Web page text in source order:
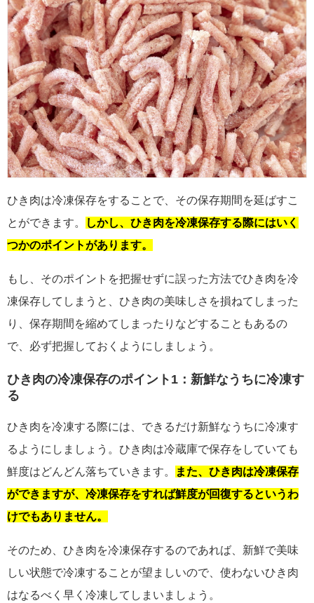
ひき肉は冷凍保存をすることで、その保存期間を延ばすこ
とができます。
しかし、ひき肉を冷凍保存する際にはいく
つかのポイントがあります。
もし、そのポイントを把握せずに誤った方法でひき肉を冷
凍保存してしまうと、ひき肉の美味しさを損ねてしまった
り、保存期間を縮めてしまったりなどすることもあるの
で、必ず把握しておくようにしましょう。
ひき肉の冷凍保存のポイント1：新鮮なうちに冷凍す
る
ひき肉を冷凍する際には、できるだけ新鮮なうちに冷凍す
るようにしましょう。ひき肉は冷蔵庫で保存をしていても
鮮度はどんどん落ちていきます。
また、ひき肉は冷凍保存
ができますが、冷凍保存をすれば鮮度が回復するというわ
けでもありません。
そのため、ひき肉を冷凍保存するのであれば、新鮮で美味
しい状態で冷凍することが望ましいので、使わないひき肉
はなるべく早く冷凍してしまいましょう。